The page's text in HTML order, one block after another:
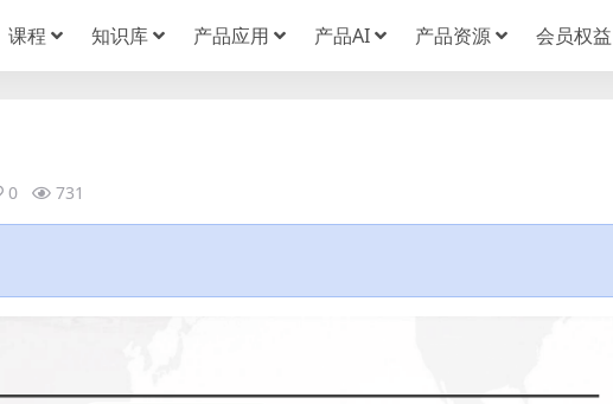
课程 知识库 产品应用 产品AI 产品资源 会员权益
0 731